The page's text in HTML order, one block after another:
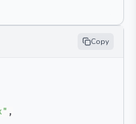
Copy
,